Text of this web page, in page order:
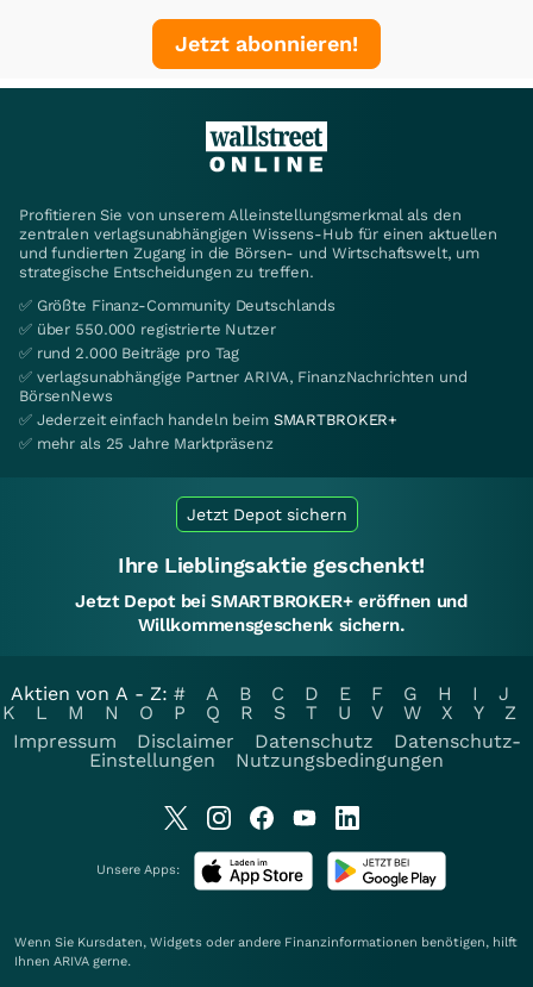
Jetzt abonnieren!
Profitieren Sie von unserem Alleinstellungsmerkmal als den
zentralen verlagsunabhängigen Wissens-Hub für einen aktuellen
und fundierten Zugang in die Börsen- und Wirtschaftswelt, um
strategische Entscheidungen zu treffen.
✅ Größte Finanz-Community Deutschlands
✅ über 550.000 registrierte Nutzer
✅ rund 2.000 Beiträge pro Tag
✅ verlagsunabhängige Partner ARIVA, FinanzNachrichten und
BörsenNews
✅ Jederzeit einfach handeln beim SMARTBROKER+
✅ mehr als 25 Jahre Marktpräsenz
Jetzt Depot sichern
Ihre Lieblingsaktie geschenkt!
Jetzt Depot bei SMARTBROKER+ eröffnen und
Willkommensgeschenk sichern.
Aktien von A - Z: # A B C D E F G H I
J
K
L M N O P Q R S T U V W X Y
Z
Impressum
Disclaimer Datenschutz
Datenschutz-
Einstellungen
Nutzungsbedingungen
Unsere Apps:
Wenn Sie Kursdaten, Widgets oder andere Finanzinformationen benötigen, hilft
Ihnen ARIVA gerne.